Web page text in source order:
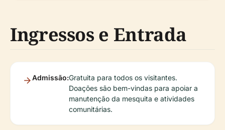
Ingressos e Entrada
Admissão:Gratuita para todos os visitantes.
Doações são bem-vindas para apoiar a
manutenção da mesquita e atividades
comunitárias.